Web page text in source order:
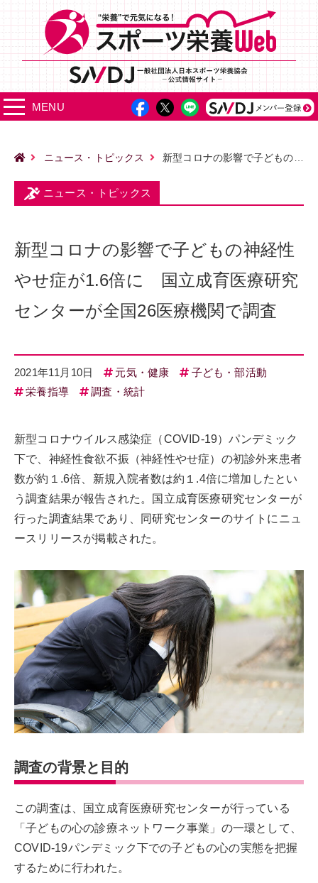
MENU
ニュース・トピックス 新型コロナの影響で子どもの神経性やせ症が1.6倍に 国立成育医療研究センターが全国26医療機関で調査
ニュース・トピックス
新型コロナの影響で子どもの神経性
やせ症が1.6倍に 国立成育医療研究
センターが全国26医療機関で調査
2021年11月10日 元気・健康
子ども・部活動
栄養指導
調査・統計
新型コロナウイルス感染症（COVID-19）パンデミック
下で、神経性食欲不振（神経性やせ症）の初診外来患者
数が約１.6倍、新規入院者数は約１.4倍に増加したとい
う調査結果が報告された。国立成育医療研究センターが
行った調査結果であり、同研究センターのサイトにニュ
ースリリースが掲載された。
調査の背景と目的
この調査は、国立成育医療研究センターが行っている
「子どもの心の診療ネットワーク事業」の一環として、
COVID-19パンデミック下での子どもの心の実態を把握
するために行われた。